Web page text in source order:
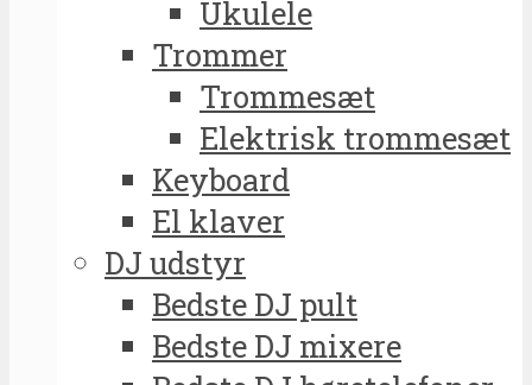
Ukulele
Trommer
Trommesæt
Elektrisk trommesæt
Keyboard
El klaver
DJ udstyr
Bedste DJ pult
Bedste DJ mixere